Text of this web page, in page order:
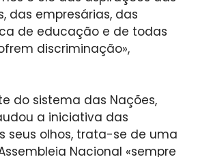
das empresárias, das
de educação e de todas
discriminação»,
do sistema das Nações,
a iniciativa das
seus olhos, trata-se de uma
Nacional «sempre